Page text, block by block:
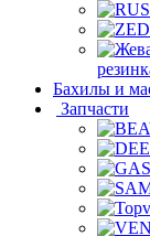
Бахилы и
Запчасти